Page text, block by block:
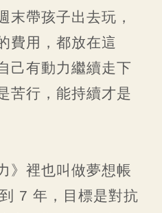
末帶孩子出去玩，
費用，都放在這
己有動力繼續走下
苦行，能持續才是
》裡也叫做夢想帳
7 年，目標是對抗